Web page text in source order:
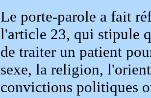
Le porte-parole a fait
l'article 23, qui stipule
de traiter un patient
sexe, la religion,
convictions politiques